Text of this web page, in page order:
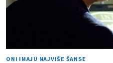
ONI IMAJU NAJVIŠE ŠANSE